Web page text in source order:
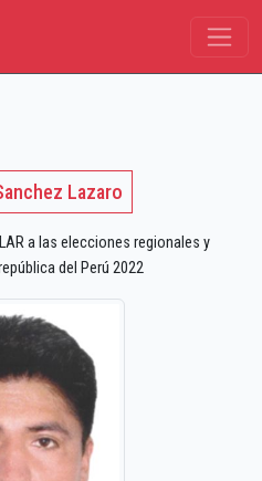
Lazaro
a las elecciones regionales y
del Perú 2022